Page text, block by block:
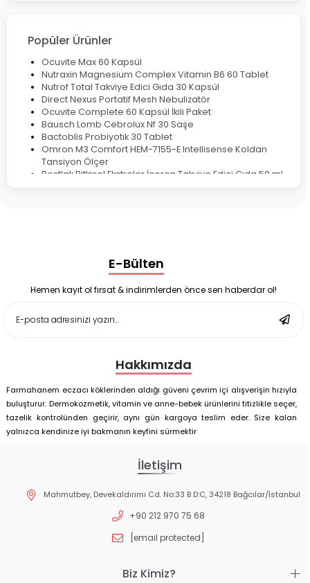
Popüler Ürünler
Ocuvite Max 60 Kapsül
Nutraxin Magnesium Complex Vitamin B6 60 Tablet
Nutrof Total Takviye Edici Gıda 30 Kapsül
Direct Nexus Portatif Mesh Nebulizatör
Ocuvite Complete 60 Kapsül İkili Paket
Bausch Lomb Cebrolux Nf 30 Saşe
Bactoblis Probiyotik 30 Tablet
Omron M3 Comfort HEM-7155-E Intellisense Koldan
Tansiyon Ölçer
Bestlak Bitkisel Ekstreler İçeren Takviye Edici Gıda 50 ml
Enterogermina Family 5 ml 20 Flakon
Deep Flex Stres Azaltıcı ve Enerji Dengeleyici Topraklama
Matı Set 40x60 cm
Deep Flex Stres Azaltıcı ve Enerji Dengeleyici Topraklama
E-Bülten
Hemen kayıt ol fırsat & indirimlerden önce sen haberdar ol!
Hakkımızda
Farmahanem eczacı köklerinden aldığı güveni çevrim içi alışverişin hızıyla
buluşturur. Dermokozmetik, vitamin ve anne-bebek ürünlerini titizlikle seçer,
tazelik kontrolünden geçirir, aynı gün kargoya teslim eder. Size kalan
yalnızca kendinize iyi bakmanın keyfini sürmektir
İletişim
Mahmutbey, Devekaldırımı Cd. No:33 B D:C, 34218 Bağcılar/İstanbul
+90 212 970 75 68
[email protected]
Biz Kimiz?